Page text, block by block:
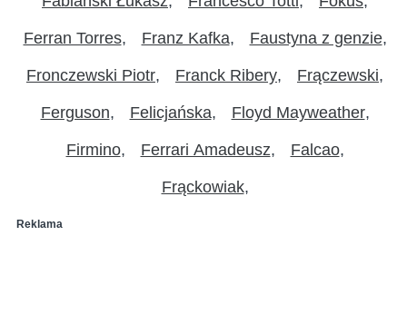
Ferran Torres Franz Kafka Faustyna z genzie
Fronczewski Piotr Franck Ribery Frączewski
Ferguson Felicjańska Floyd Mayweather
Firmino Ferrari Amadeusz Falcao
Frąckowiak
Reklama